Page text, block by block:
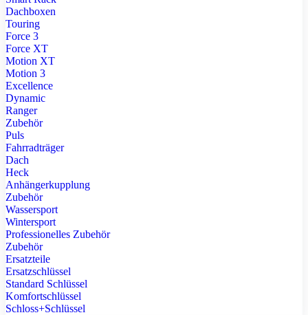
Dachboxen
Touring
Force 3
Force XT
Motion XT
Motion 3
Excellence
Dynamic
Ranger
Zubehör
Puls
Fahrradträger
Dach
Heck
Anhängerkupplung
Zubehör
Wassersport
Wintersport
Professionelles Zubehör
Zubehör
Ersatzteile
Ersatzschlüssel
Standard Schlüssel
Komfortschlüssel
Schloss+Schlüssel